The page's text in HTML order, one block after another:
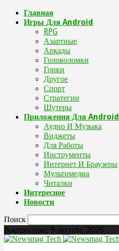
Главная
Игры Для Android
RPG
Азартные
Аркады
Головоломки
Гонки
Другое
Спорт
Стратегии
Шутеры
Приложения Для Android
Аудио И Музыка
Виджеты
Для Работы
Инструменты
Интернет И Браузеры
Мультимедиа
Читалки
Интересное
Новости
Поиск
Воскресенье, 9 августа, 2026